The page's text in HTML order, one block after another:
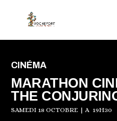
CINÉMA
MARATHON
THE
SAMEDI 18 OCTOBRE | A 19H30